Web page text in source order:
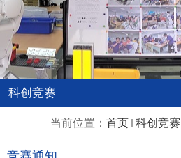
科创竞赛
当前位置： 首页 科创竞赛